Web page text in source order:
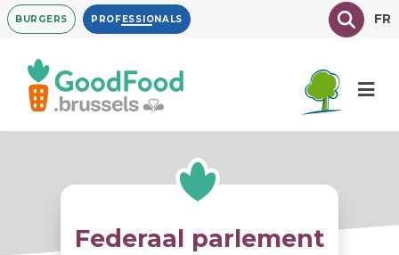
Overslaan
en
inhoud
gaan
BURGERS PROFESSIONALS TexteFR
Federaal parlement